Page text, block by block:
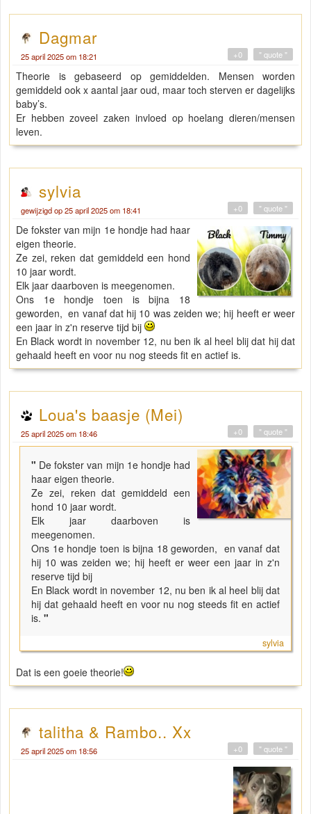
Dagmar
25 april 2025 om 18:21 " quote "
+0
Theorie is gebaseerd op gemiddelden. Mensen worden
gemiddeld ook x aantal jaar oud, maar toch sterven er dagelijks
baby’s.
Er hebben zoveel zaken invloed op hoelang dieren/mensen
leven.
sylvia
gewijzigd op 25 april 2025 om 18:41 " quote "
+0
De fokster van mijn 1e hondje had haar
eigen theorie.
Ze zei, reken dat gemiddeld een hond
10 jaar wordt.
Elk jaar daarboven is meegenomen.
Ons 1e hondje toen is bijna 18
geworden, en vanaf dat hij 10 was zeiden we; hij heeft er weer
een jaar in z'n reserve tijd bij
En Black wordt in november 12, nu ben ik al heel blij dat hij dat
gehaald heeft en voor nu nog steeds fit en actief is.
Loua's baasje (Mei)
25 april 2025 om 18:46 " quote "
+0
" De fokster van mijn 1e hondje had
haar eigen theorie.
Ze zei, reken dat gemiddeld een
hond 10 jaar wordt.
Elk jaar daarboven is
meegenomen.
Ons 1e hondje toen is bijna 18 geworden, en vanaf dat
hij 10 was zeiden we; hij heeft er weer een jaar in z'n
reserve tijd bij
En Black wordt in november 12, nu ben ik al heel blij dat
hij dat gehaald heeft en voor nu nog steeds fit en actief
is. "
sylvia
Dat is een goeie theorie!
talitha & Rambo.. Xx
25 april 2025 om 18:56 " quote "
+0